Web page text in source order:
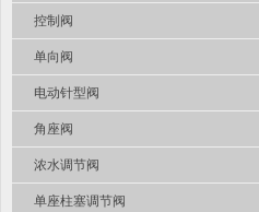
控制阀
单向阀
电动针型阀
角座阀
浓水调节阀
单座柱塞调节阀